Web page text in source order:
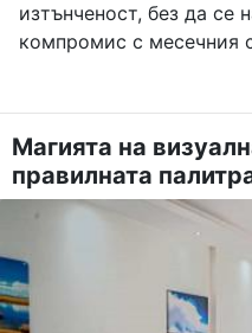
изтънченост, без да се
компромис с месечния
Магията на
правилната